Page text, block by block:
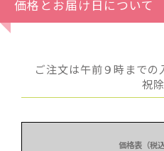
価格とお届け日について
ご注文は午前９時まで
祝
価格表（税